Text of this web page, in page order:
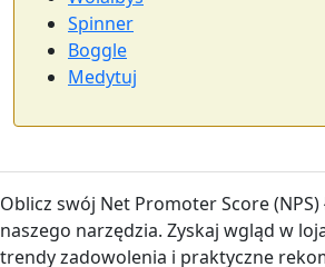
Spinner
Boggle
Medytuj
Oblicz swój Net Promoter Score (NPS)
naszego narzędzia. Zyskaj wgląd w
trendy zadowolenia i praktyczne